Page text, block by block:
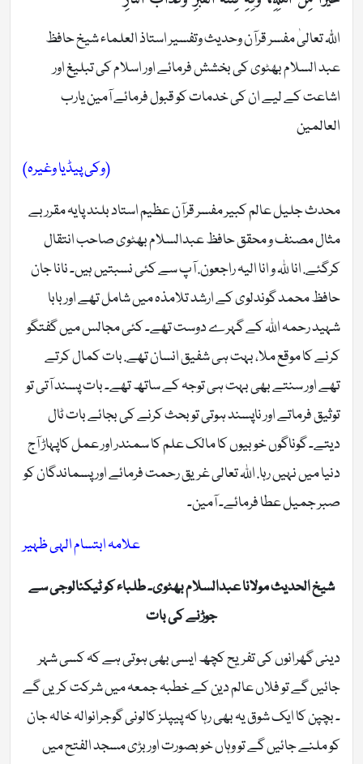
اللّٰہ تعالیٰ مفسر قرآن وحدیث وتفسیر استاذ العلماء شیخ حافظ
عبد السلام بھٹوی کی بخشش فرمائے اور اسلام کی تبلیغ اور
اشاعت کے لیے ان کی خدمات کو قبول فرمائے آمین یارب
العالمین
(وکی پیڈیا وغیرہ)
محدث جلیل عالم کبیر مفسر قرآن عظیم استاد بلند پایہ مقرربے
مثال مصنف و محقق حافظ عبدالسلام بھٹوی صاحب انتقال
کرگئے. انا للہ و انا الیہ راجعون. آپ سے کئی نسبتیں ہیں۔ نانا جان
حافظ محمد گوندلوی کے ارشد تلامذہ میں شامل تھے اور بابا
شہید رحمہ اللہ کے گہرے دوست تھے۔ کئی مجالس میں گفتگو
کرنے کا موقع ملا، بہت ہی شفیق انسان تھے. بات کمال کرتے
تھے اور سنتے بھی بہت ہی توجہ کے ساتھ تھے۔ بات پسند آتی تو
توثیق فرماتے اور ناپسند ہوتی تو بحث کرنے کی بجائے بات ٹال
دیتے۔ گوناگوں خوبیوں کا مالک علم کا سمندر اور عمل کاپہاڑ آج
دنیا میں نہیں رہا. اللہ تعالی غریق رحمت فرمائے اور پسماندگان کو
صبر جمیل عطا فرمائے۔ آمین۔
علامہ ابتسام الہی ظہیر
شیخ الحدیث مولانا عبدالسلام بھٹوی۔ طلباء کو ٹیکنالوجی سے
جوڑنے کی بات
دینی گھرانوں کی تفریح کچھ ایسی بھی ہوتی ہے کہ کسی شہر
جائیں گے تو فلاں عالم دین کے خطبہ جمعہ میں شرکت کریں گے
۔ بچپن کا ایک شوق یہ بھی رہا کہ پیپلز کالونی گوجرانوالہ خالہ جان
کو ملنے جائیں گے تو وہاں خوبصورت اور بڑی مسجد الفتح میں